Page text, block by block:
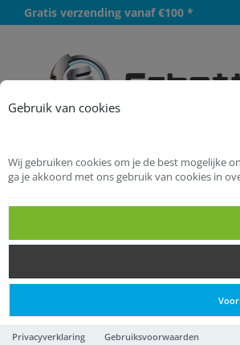
Gebruik van cookies
Wij gebruiken cookies om je de best mogelijke
ga je akkoord met ons gebruik van cookies in
Privacyverklaring Gebruiksvoorwaarden
Gratis verzending vanaf €100 *
Startpagina
Hang- en
Scharnieren
Hengen
Hengen
Hengen
Bochtheng 450